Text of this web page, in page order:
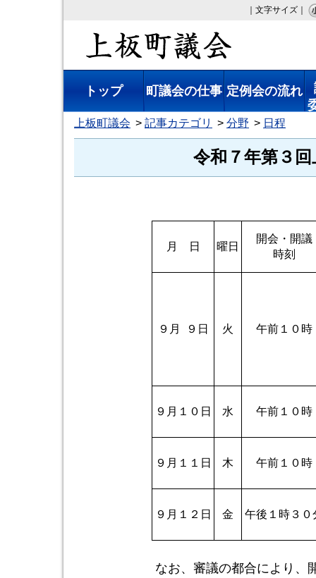
｜文字サイズ｜
トップ 町議会の仕事 定例会の流れ
上板町議会 記事カテゴリ 分野 日程
令和７年第３
月 日 曜日
開会・開議
時刻
９月 ９日 火 午前１０時
９月１０日 水 午前１０時
９月１１日 木 午前１０時
９月１２日 金 午後１時３０
なお、審議の都合により、